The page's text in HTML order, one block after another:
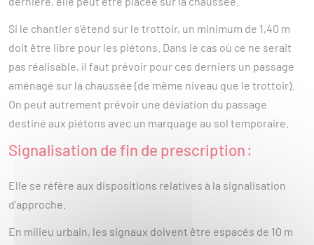
Si le chantier s’étend sur le trottoir, un minimum de 1,40 m
doit être libre pour les piétons. Dans le cas où ce ne serait
pas réalisable, il faut prévoir pour ces derniers un passage
aménagé sur la chaussée (de même niveau que le trottoir).
On peut autrement prévoir une déviation du passage
destiné aux piétons avec un marquage au sol temporaire.
Signalisation de fin de prescription :
Elle se réfère aux dispositions relatives à la signalisation
d’approche.
En milieu urbain, les signaux doivent être espacés de 10 m